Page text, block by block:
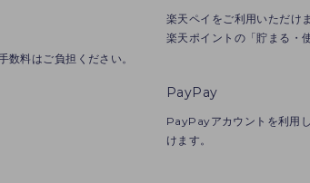
数料はご負担ください。
楽天ペイをご利用いただけ
楽天ポイントの「貯まる・
PayPay
PayPayアカウントを利用
けます。